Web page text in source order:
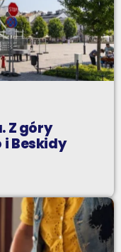
Z góry
Beskidy